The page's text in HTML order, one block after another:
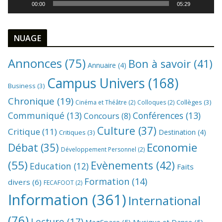
o
00:00 05:29
NUAGE
Annonces (75) Annuaire (4) Bon à savoir (41)
Business (3) Campus Univers (168)
Chronique (19) Cinéma et Théâtre (2) Colloques (2) Collèges (3)
Communiqué (13)Concours (8) Conférences (13)
Critique(11) Critiques (3) Culture (37) Destination (4)
Débat (35) Développement Personnel (2) Economie
(55) Education (12) Evènements (42) Faits
divers (6) FECAFOOT (2) Formation (14)
Information (361) International